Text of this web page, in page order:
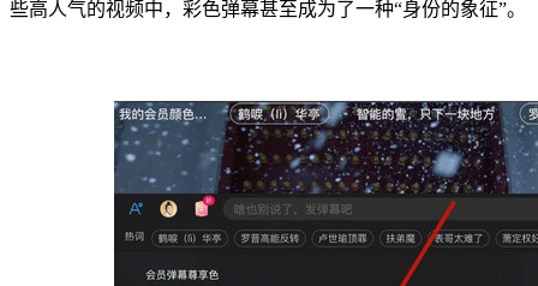
些高人气的视频中，彩色弹幕甚至成为了一种“身份的象征”。